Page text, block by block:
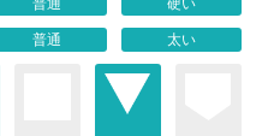
普通 硬い
普通 太い